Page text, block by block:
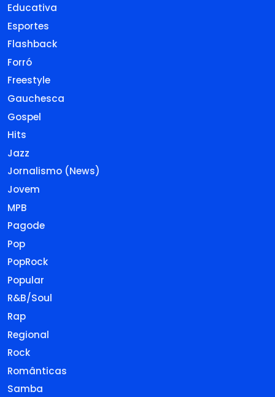
Educativa
Esportes
Flashback
Forró
Freestyle
Gauchesca
Gospel
Hits
Jazz
Jornalismo (News)
Jovem
MPB
Pagode
Pop
PopRock
Popular
R&B/Soul
Rap
Regional
Rock
Românticas
Samba